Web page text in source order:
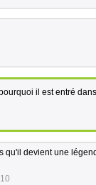
il est entré
qu'il devient une